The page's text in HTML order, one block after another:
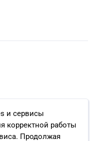
и сервисы
корректной работы
Продолжая